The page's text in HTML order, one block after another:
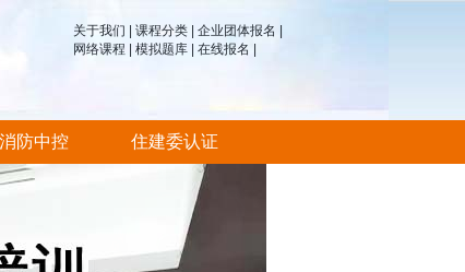
关于我们 课程分类| 企业团体报名
网络课程
模拟题库| 在线报名
消防中控 住建委认证